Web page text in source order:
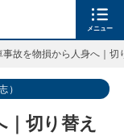
メニュー
事故を物損から人身へ｜
野武志）
切り替え